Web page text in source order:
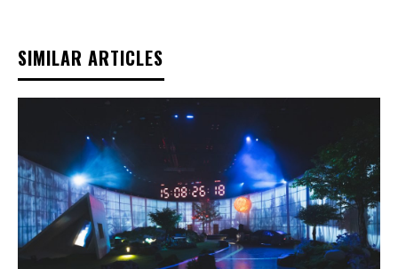
SIMILAR ARTICLES